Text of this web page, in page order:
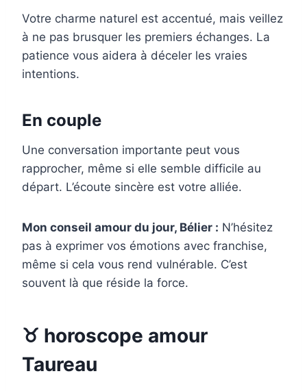
Votre charme naturel est accentué, mais veillez
à ne pas brusquer les premiers échanges. La
patience vous aidera à déceler les vraies
intentions.
En couple
Une conversation importante peut vous
rapprocher, même si elle semble difficile au
départ. L’écoute sincère est votre alliée.
Mon conseil amour du jour, Bélier : N’hésitez
pas à exprimer vos émotions avec franchise,
même si cela vous rend vulnérable. C’est
souvent là que réside la force.
♉ horoscope amour
Taureau